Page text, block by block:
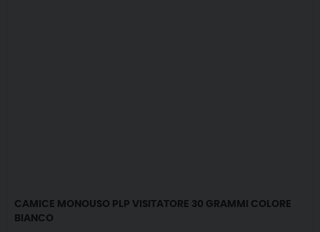
CAMICE MONOUSO PLP VISITATORE 30 GRAMMI COLORE
BIANCO